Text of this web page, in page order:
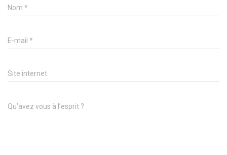
Nom *
E-mail *
Site internet
Qu’avez vous à l’esprit ?